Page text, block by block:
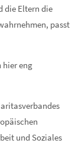
die Eltern die
passt
hier eng
und Soziales